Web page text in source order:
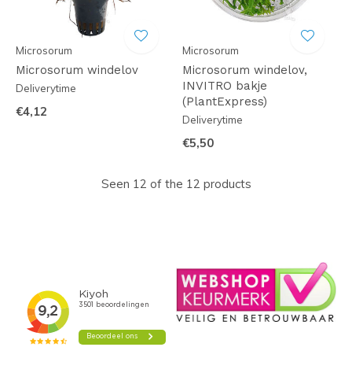
Microsorum
Microsorum windelov
Deliverytime
€4,12
Microsorum
Microsorum windelov,
INVITRO bakje
(PlantExpress)
Deliverytime
€5,50
Seen 12 of the 12 products